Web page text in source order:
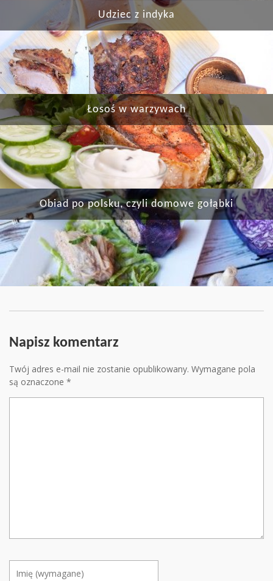
Udziec z indyka
Łosoś w warzywach
Obiad po polsku, czyli domowe gołąbki
Napisz komentarz
Twój adres e-mail nie zostanie opublikowany. Wymagane pola
są oznaczone *